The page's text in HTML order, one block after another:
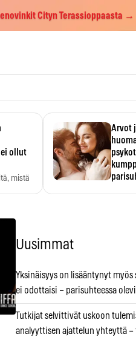
Cityn Terassioppaasta →
ollut
mistä
Arvot
Uusimmat
Yksinäisyys on lisääntynyt myös
ei odottaisi – parisuhteessa
Tutkijat selvittivät uskoon
analyyttisen ajattelun yhteyttä –